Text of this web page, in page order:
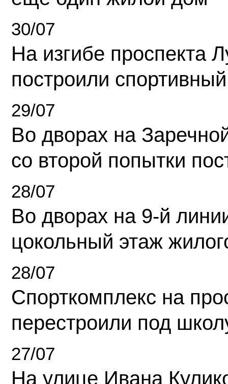
30/07
На изгибе проспекта
построили
29/07
Во дворах на
со второй попытки
28/07
Во дворах на 9-й
цокольный этаж
28/07
Спорткомплекс на
перестроили под
27/07
На улице Ивана